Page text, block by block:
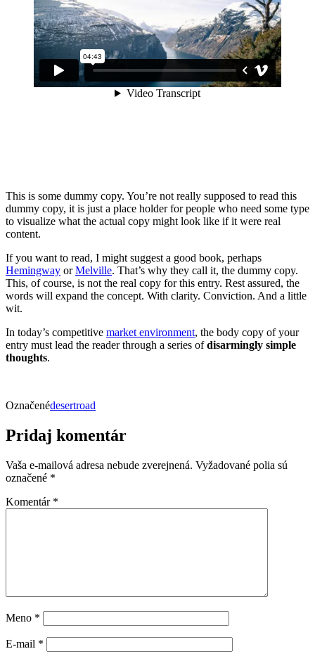
This is some dummy copy. You’re not really supposed to read this
dummy copy, it is just a place holder for people who need some type
to visualize what the actual copy might look like if it were real
content.
If you want to read, I might suggest a good book, perhaps
Hemingway orMelville. That’s why they call it, the dummy copy.
This, of course, is not the real copy for this entry. Rest assured, the
words will expand the concept. With clarity. Conviction. And a little
wit.
In today’s competitive market environment, the body copy of your
entry must lead the reader through a series ofdisarmingly simple
thoughts.
Označenédesertroad
Pridaj komentár
Vaša e-mailová adresa nebude zverejnená. Vyžadované polia sú
označené *
Komentár *
Meno *
E-mail *